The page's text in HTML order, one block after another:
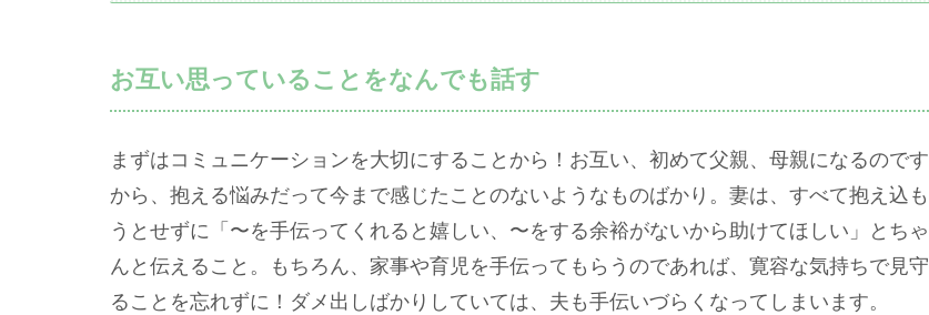
お互い思っていることをなんでも話す
まずはコミュニケーションを大切にすることから！お互い、初めて父親、母親になるのです
から、抱える悩みだって今まで感じたことのないようなものばかり。妻は、すべて抱え込も
うとせずに「〜を手伝ってくれると嬉しい、〜をする余裕がないから助けてほしい」とちゃ
んと伝えること。もちろん、家事や育児を手伝ってもらうのであれば、寛容な気持ちで見守
ることを忘れずに！ダメ出しばかりしていては、夫も手伝いづらくなってしまいます。